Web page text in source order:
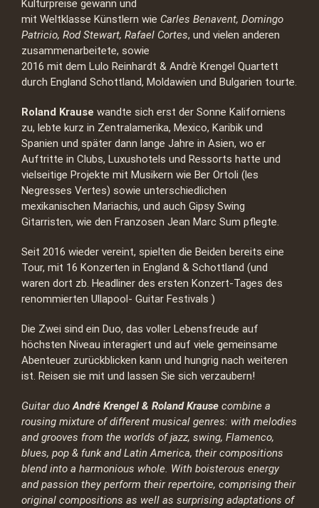
Kulturpreise gewann und
mit Weltklasse Künstlern wie Carles Benavent, Domingo
Patricio, Rod Stewart, Rafael Cortes, und vielen anderen
zusammenarbeitete, sowie
2016 mit dem Lulo Reinhardt & Andrè Krengel Quartett
durch England Schottland, Moldawien und Bulgarien tourte.
Roland Krause wandte sich erst der Sonne Kaliforniens
zu, lebte kurz in Zentralamerika, Mexico, Karibik und
Spanien und später dann lange Jahre in Asien, wo er
Auftritte in Clubs, Luxushotels und Ressorts hatte und
vielseitige Projekte mit Musikern wie Ber Ortoli (les
Negresses Vertes) sowie unterschiedlichen
mexikanischen Mariachis, und auch Gipsy Swing
Gitarristen, wie den Franzosen Jean Marc Sum pflegte.
Seit 2016 wieder vereint, spielten die Beiden bereits eine
Tour, mit 16 Konzerten in England & Schottland (und
waren dort zb. Headliner des ersten Konzert-Tages des
renommierten Ullapool- Guitar Festivals )
Die Zwei sind ein Duo, das voller Lebensfreude auf
höchsten Niveau interagiert und auf viele gemeinsame
Abenteuer zurückblicken kann und hungrig nach weiteren
ist. Reisen sie mit und lassen Sie sich verzaubern!
Guitar duoAndré Krengel & Roland Krause combine a
rousing mixture of different musical genres: with melodies
and grooves from the worlds of jazz, swing, Flamenco,
blues, pop & funk and Latin America, their compositions
blend into a harmonious whole. With boisterous energy
and passion they perform their repertoire, comprising their
original compositions as well as surprising adaptations of